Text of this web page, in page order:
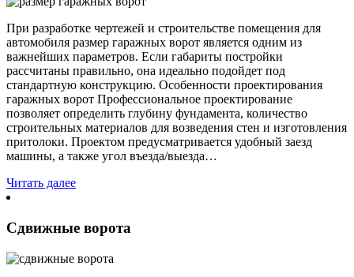
При разработке чертежей и строительстве помещения для
автомобиля размер гаражных ворот является одним из
важнейших параметров. Если габариты постройки
рассчитаны правильно, она идеально подойдет под
стандартную конструкцию. Особенности проектирования
гаражных ворот Профессиональное проектирование
позволяет определить глубину фундамента, количество
строительных материалов для возведения стен и изготовления
притолоки. Проектом предусматривается удобный заезд
машины, а также угол въезда/выезда…
Читать далее
Сдвижные ворота